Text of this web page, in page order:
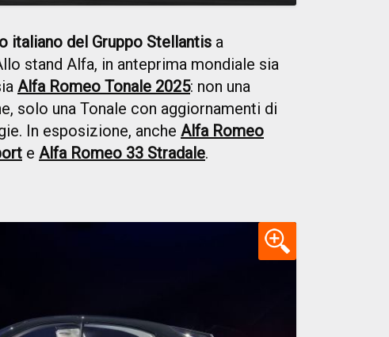
italiano del Gruppo Stellantis a
stand Alfa, in anteprima mondiale sia
Alfa Romeo Tonale 2025: non una
solo una Tonale con aggiornamenti di
In esposizione, anche Alfa Romeo
e Alfa Romeo 33 Stradale.